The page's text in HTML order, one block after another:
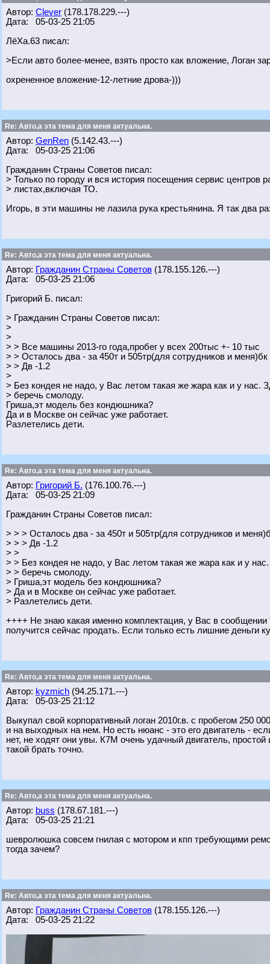
Автор: Clever (178.178.229.---)
Дата: 05-03-25 21:05
ЛёХа.63 писал:
>Если авто более-менее, взять просто как вложение, Логан
охрененное вложение-12-летние дрова-)))
Re: Авто,а эта тема для меня актуальна.
Автор: GenRen (5.142.43.---)
Дата: 05-03-25 21:06
Гражданин Страны Советов писал:
> Только по городу и вся история посещения сервис центров
> листах,включая ТО.
Игорь, в эти машины не лазила рука крестьянина. Я так два
Re: Авто,а эта тема для меня актуальна.
Автор: Гражданин Страны Советов (178.155.126.---)
Дата: 05-03-25 21:06
Григорий Б. писал:
> Гражданин Страны Советов писал:
>
>
> > Все машины 2013-го года,пробег у всех 200тыс +- 10 тыс
> > Осталось два - за 450т и 505тр(для сотрудников и меня)бк
> > Дв -1.2
>
> Без кондея не надо, у Вас летом такая же жара как и у нас.
> беречь смолоду.
Гриша,эт модель без кондюшника?
Да и в Москве он сейчас уже работает.
Разлетелись дети.
Re: Авто,а эта тема для меня актуальна.
Автор: Григорий Б. (176.100.76.---)
Дата: 05-03-25 21:09
Гражданин Страны Советов писал:
> > > Осталось два - за 450т и 505тр(для сотрудников и
> > > Дв -1.2
> >
> > Без кондея не надо, у Вас летом такая же жара как и у
> > беречь смолоду.
> Гриша,эт модель без кондюшника?
> Да и в Москве он сейчас уже работает.
> Разлетелись дети.
++++ Не знаю какая именно комплектация, у Вас в
получится сейчас продать. Если только есть лишние деньги
Re: Авто,а эта тема для меня актуальна.
Автор: kyzmich (94.25.171.---)
Дата: 05-03-25 21:12
Выкупал свой корпоративный логан 2010г.в. с пробегом 250
и на выходных на нем. Но есть нюанс - это его двигатель -
нет, не ходят они увы. К7М очень удачный двигатель,
такой брать точно.
Re: Авто,а эта тема для меня актуальна.
Автор: buss (178.67.181.---)
Дата: 05-03-25 21:21
шевролюшка совсем гнилая с мотором и кпп требующими
тогда зачем?
Re: Авто,а эта тема для меня актуальна.
Автор: Гражданин Страны Советов (178.155.126.---)
Дата: 05-03-25 21:22